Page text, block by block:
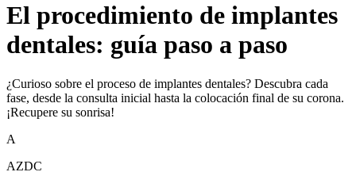
El procedimiento de implantes
dentales: guía paso a paso
¿Curioso sobre el proceso de implantes dentales? Descubra cada
fase, desde la consulta inicial hasta la colocación final de su corona.
¡Recupere su sonrisa!
A
AZDC